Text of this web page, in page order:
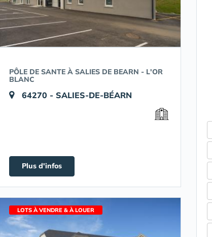
PÔLE DE SANTE À SALIES DE BEARN - L'OR
BLANC
64270 - SALIES-DE-BÉARN
Plus d'infos
LOTS À VENDRE & À LOUER